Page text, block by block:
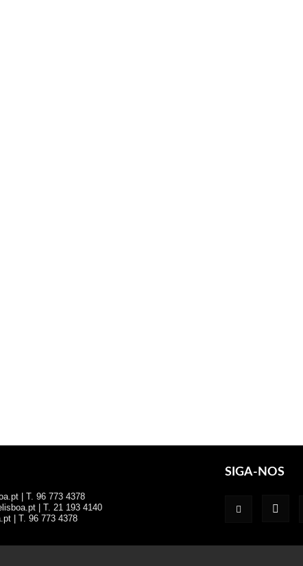
| T. 96 773 4378
| T. 21 193 4140
| T. 96 773 4378
SIGA-NOS